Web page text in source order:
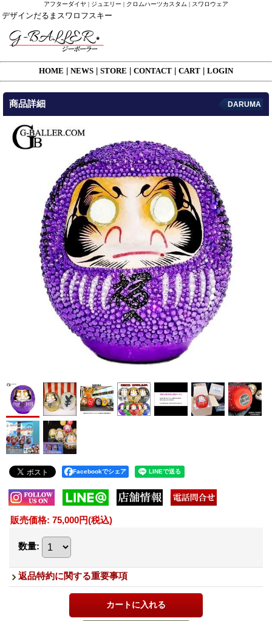
アフターダイヤ | ジュエリー | クロムハーツカスタム | スワロウェア
デザインだるまスワロフスキー
HOME NEWS STORE CONTACT CART LOGIN
商品詳細 DARUMA
Facebookでシェア
販売価格: 75,000円(税込)
数量:
返品特約に関する重要事項